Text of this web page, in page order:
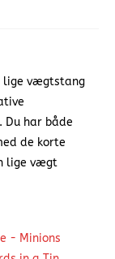
lige vægtstang
har både
de korte
lige vægt